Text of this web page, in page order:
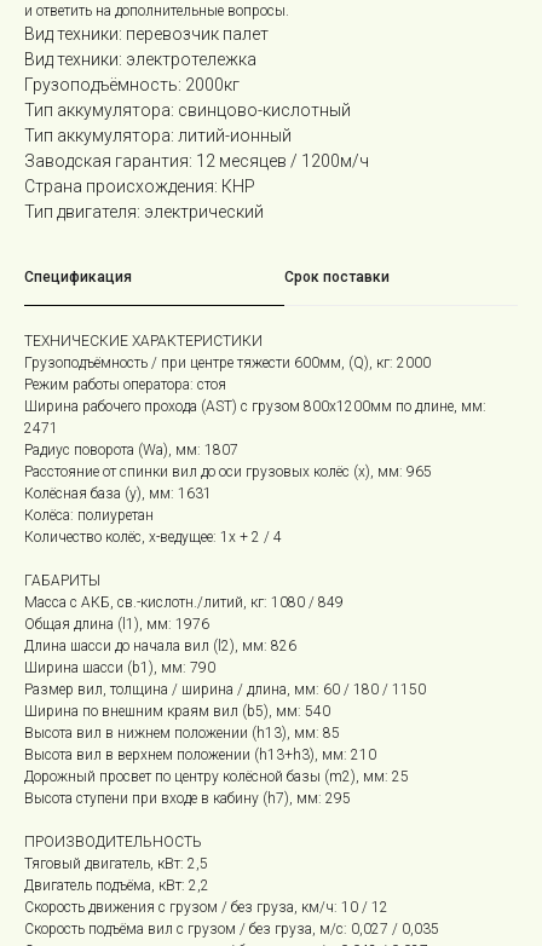
и ответить на дополнительные вопросы.
Вид техники: перевозчик палет
Вид техники: электротележка
Грузоподъёмность: 2000кг
Тип аккумулятора: свинцово-кислотный
Тип аккумулятора: литий-ионный
Заводская гарантия: 12 месяцев / 1200м/ч
Страна происхождения: КНР
Тип двигателя: электрический
Спецификация Срок поставки
ТЕХНИЧЕСКИЕ ХАРАКТЕРИСТИКИ
Грузоподъёмность / при центре тяжести 600мм, (Q), кг: 2000
Режим работы оператора: стоя
Ширина рабочего прохода (AST) с грузом 800х1200мм по длине, мм:
2471
Радиус поворота (Wa), мм: 1807
Расстояние от спинки вил до оси грузовых колёс (x), мм: 965
Колёсная база (y), мм: 1631
Колёса: полиуретан
Количество колёс, х-ведущее: 1х + 2 / 4
ГАБАРИТЫ
Масса с АКБ, св.-кислотн./литий, кг: 1080 / 849
Общая длина (l1), мм: 1976
Длина шасси до начала вил (l2), мм: 826
Ширина шасси (b1), мм: 790
Размер вил, толщина / ширина / длина, мм: 60 / 180 / 1150
Ширина по внешним краям вил (b5), мм: 540
Высота вил в нижнем положении (h13), мм: 85
Высота вил в верхнем положении (h13+h3), мм: 210
Дорожный просвет по центру колёсной базы (m2), мм: 25
Высота ступени при входе в кабину (h7), мм: 295
ПРОИЗВОДИТЕЛЬНОСТЬ
Тяговый двигатель, кВт: 2,5
Двигатель подъёма, кВт: 2,2
Скорость движения с грузом / без груза, км/ч: 10 / 12
Скорость подъёма вил с грузом / без груза, м/с: 0,027 / 0,035